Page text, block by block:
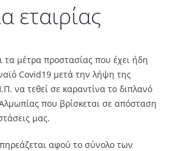
εταιρίας
τα μέτρα προστασίας που έχει ήδη
Covid19 μετά την λήψη της
να τεθεί σε καραντίνα το διπλανό
που βρίσκεται σε απόσταση
μας.
αφού το σύνολο των